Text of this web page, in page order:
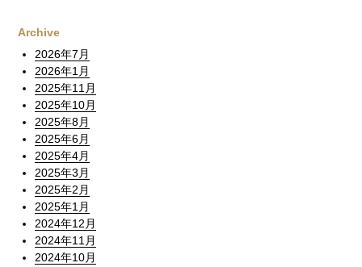
Archive
2026年7月
2026年1月
2025年11月
2025年10月
2025年8月
2025年6月
2025年4月
2025年3月
2025年2月
2025年1月
2024年12月
2024年11月
2024年10月